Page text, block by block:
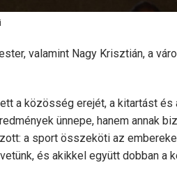
valamint Nagy Krisztián, a
a közösség erejét, a kitartást és
ünnepe, hanem annak
a sport összeköti az
és akikkel együtt dobban a